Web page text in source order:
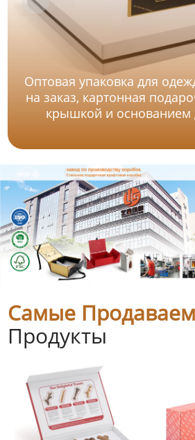
Оптовая упаковка для
на заказ, картонная
крышкой и основанием
Самые
Продукты